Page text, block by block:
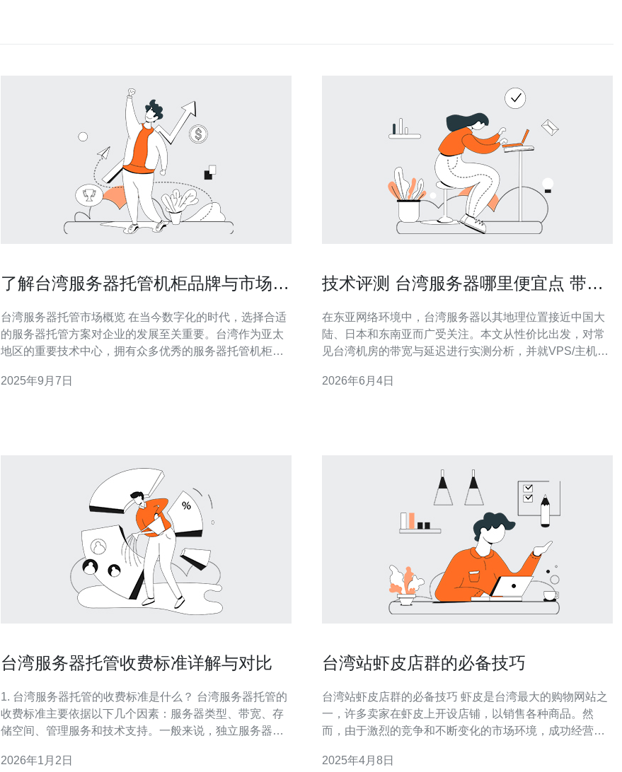
了解台湾服务器托管机柜品牌与市场排
台湾服务器托管市场概览 在当今数字化的时代，选择合适
的服务器托管方案对企业的发展至关重要。台湾作为亚太
地区的重要技术中心，拥有众多优秀的服务器托管机柜品
论您是在寻找最便宜的选项还是希望获得最佳的服务体
2025年9月7日
技术评测 台湾服务器哪里便宜点 带宽
在东亚网络环境中，台湾服务器以其地理位置接近中国大
陆、日本和东南亚而广受关注。本文从性价比出发，对常
见台湾机房的带宽与延迟进行实测分析，并就VPS/主机、
读者选择成本更低且性能稳定的方案。 测试方法说明：为
2026年6月4日
台湾服务器托管收费标准详解与对比
1. 台湾服务器托管的收费标准是什么？ 台湾服务器托管的
收费标准主要依据以下几个因素：服务器类型、带宽、存
储空间、管理服务和技术支持。一般来说，独立服务器的
器的费用则相对较低，可能只需几百元。此外，带宽的选
2026年1月2日
台湾站虾皮店群的必备技巧
台湾站虾皮店群的必备技巧 虾皮是台湾最大的购物网站之
一，许多卖家在虾皮上开设店铺，以销售各种商品。然
而，由于激烈的竞争和不断变化的市场环境，成功经营虾
技巧，帮助卖家提高店铺曝光率和销售业绩。 在虾皮上开
2025年4月8日